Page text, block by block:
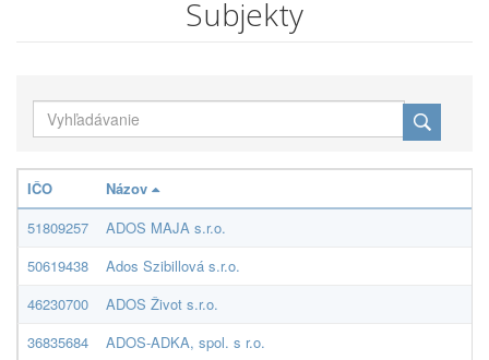
Subjekty
IČO
Názov
51809257
ADOS MAJA s.r.o.
50619438
Ados Szibillová s.r.o.
46230700
ADOS Život s.r.o.
36835684
ADOS-ADKA, spol. s r.o.